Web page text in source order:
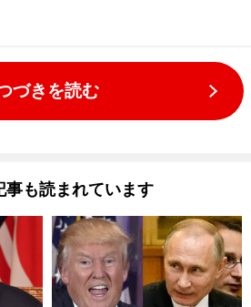
づきを読む
事も読まれています